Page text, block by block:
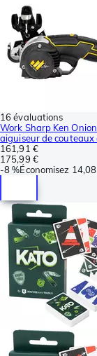
16 évaluations
Work Sharp Ken
aiguiseur de couteaux
161,91 €
175,99 €
-8 %Économisez 14,08